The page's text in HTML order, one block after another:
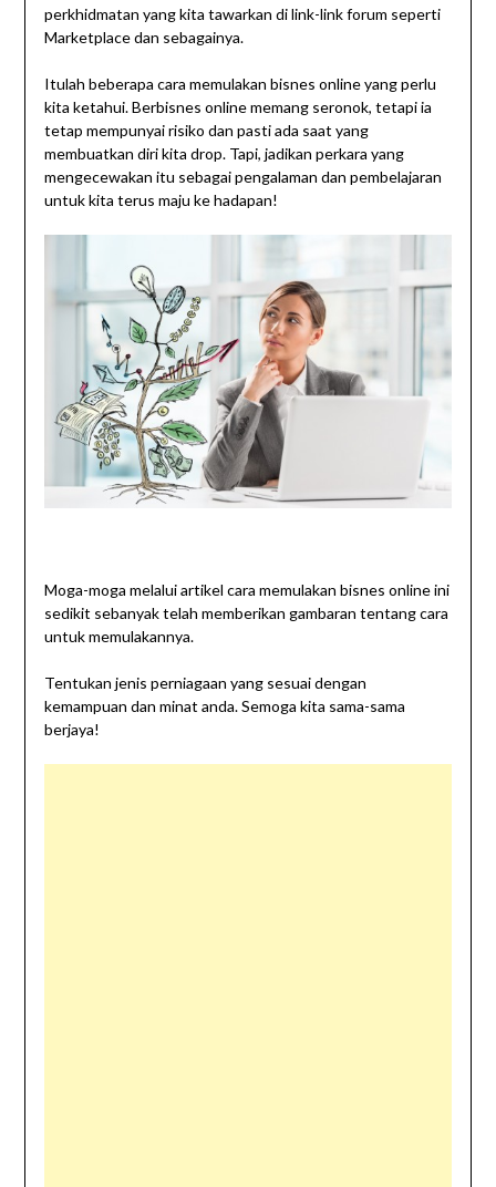
perkhidmatan yang kita tawarkan di link-link forum seperti
Marketplace dan sebagainya.
Itulah beberapa cara memulakan bisnes online yang perlu
kita ketahui. Berbisnes online memang seronok, tetapi ia
tetap mempunyai risiko dan pasti ada saat yang
membuatkan diri kita drop. Tapi, jadikan perkara yang
mengecewakan itu sebagai pengalaman dan pembelajaran
untuk kita terus maju ke hadapan!
Moga-moga melalui artikel cara memulakan bisnes online ini
sedikit sebanyak telah memberikan gambaran tentang cara
untuk memulakannya.
Tentukan jenis perniagaan yang sesuai dengan
kemampuan dan minat anda. Semoga kita sama-sama
berjaya!